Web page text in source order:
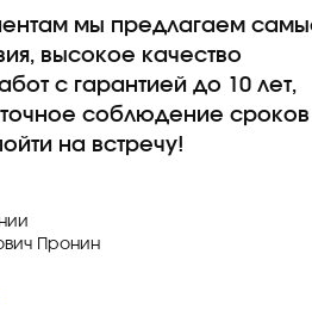
мы предлагаем
высокое качество
с гарантией до 10 лет,
соблюдение
на встречу!
Пронин​